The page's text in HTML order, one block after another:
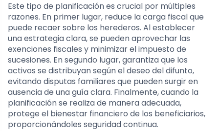
Este tipo de planificación es crucial por múltiples
razones. En primer lugar, reduce la carga fiscal que
puede recaer sobre los herederos. Al establecer
una estrategia clara, se pueden aprovechar las
exenciones fiscales y minimizar el impuesto de
sucesiones. En segundo lugar, garantiza que los
activos se distribuyan según el deseo del difunto,
evitando disputas familiares que pueden surgir en
ausencia de una guía clara. Finalmente, cuando la
planificación se realiza de manera adecuada,
protege el bienestar financiero de los beneficiarios,
proporcionándoles seguridad continua.